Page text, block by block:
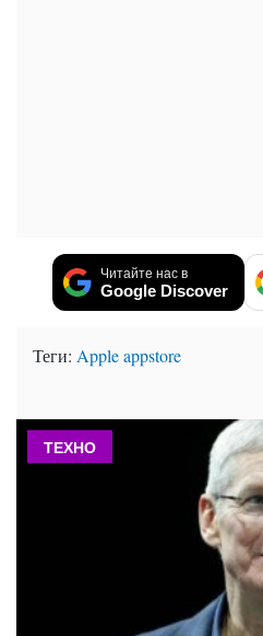
Читайте нас в
Google Discover
Теги: Appleappstore
ТЕХНО